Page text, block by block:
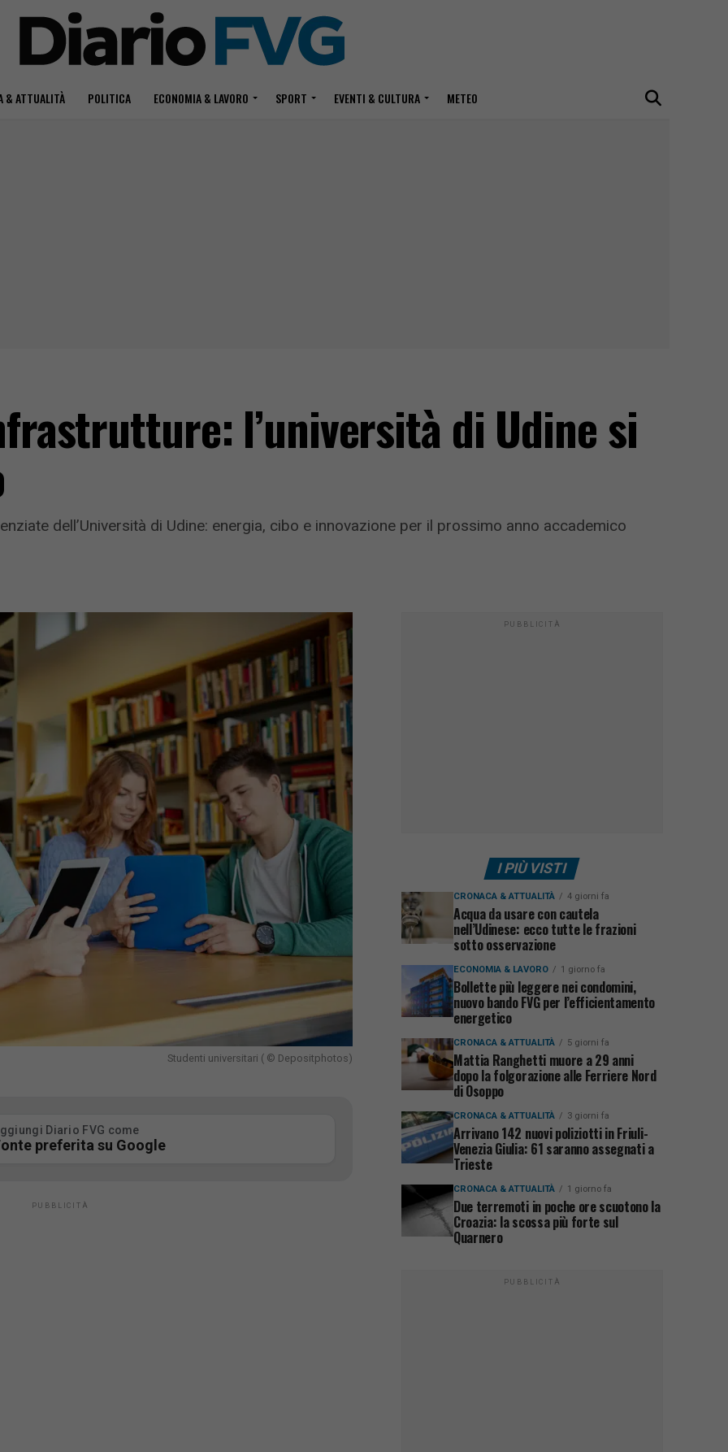
& ATTUALITÀ POLITICA ECONOMIA & LAVORO SPORT EVENTI & CULTURA METEO
l’università di Udine si
dell’Università di Udine: energia, cibo e innovazione per il prossimo anno accademico
Studenti universitari ( © Depositphotos)
Diario FVG come
preferita su Google
PUBBLICITÀ
I PIÙ VISTI
CRONACA & ATTUALITÀ 4 giorni fa
Acqua da usare con cautela
nell’Udinese: ecco tutte le frazioni
sotto osservazione
ECONOMIA & LAVORO 1 giorno fa
Bollette più leggere nei condomini,
nuovo bando FVG per l’efficientamento
energetico
CRONACA & ATTUALITÀ 5 giorni fa
Mattia Ranghetti muore a 29 anni
dopo la folgorazione alle Ferriere Nord
di Osoppo
CRONACA & ATTUALITÀ 3 giorni fa
Arrivano 142 nuovi poliziotti in Friuli-
Venezia Giulia: 61 saranno assegnati a
Trieste
CRONACA & ATTUALITÀ 1 giorno fa
Due terremoti in poche ore scuotono la
Croazia: la scossa più forte sul
Quarnero
PUBBLICITÀ